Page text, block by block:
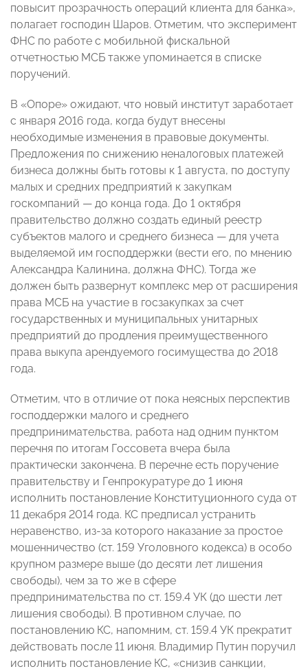
повысит прозрачность операций клиента для банка»,
полагает господин Шаров. Отметим, что эксперимент
ФНС по работе с мобильной фискальной
отчетностью МСБ также упоминается в списке
поручений.
В «Опоре» ожидают, что новый институт заработает
с января 2016 года, когда будут внесены
необходимые изменения в правовые документы.
Предложения по снижению неналоговых платежей
бизнеса должны быть готовы к 1 августа, по доступу
малых и средних предприятий к закупкам
госкомпаний — до конца года. До 1 октября
правительство должно создать единый реестр
субъектов малого и среднего бизнеса — для учета
выделяемой им господдержки (вести его, по мнению
Александра Калинина, должна ФНС). Тогда же
должен быть развернут комплекс мер от расширения
права МСБ на участие в госзакупках за счет
государственных и муниципальных унитарных
предприятий до продления преимущественного
права выкупа арендуемого госимущества до 2018
года.
Отметим, что в отличие от пока неясных перспектив
господдержки малого и среднего
предпринимательства, работа над одним пунктом
перечня по итогам Госсовета вчера была
практически закончена. В перечне есть поручение
правительству и Генпрокуратуре до 1 июня
исполнить постановление Конституционного суда от
11 декабря 2014 года. КС предписал устранить
неравенство, из-за которого наказание за простое
мошенничество (ст. 159 Уголовного кодекса) в особо
крупном размере выше (до десяти лет лишения
свободы), чем за то же в сфере
предпринимательства по ст. 159.4 УК (до шести лет
лишения свободы). В противном случае, по
постановлению КС, напомним, ст. 159.4 УК прекратит
действовать после 11 июня. Владимир Путин поручил
исполнить постановление КС, «снизив санкции,